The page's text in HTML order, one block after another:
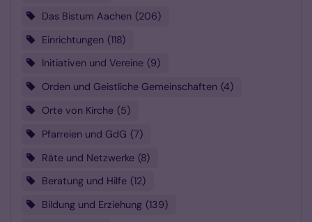
Das Bistum Aachen 206
Einrichtungen 118
Initiativen und Vereine
9
Orden und Geistliche Gemeinschaften 4
Orte von Kirche 5
Pfarreien und GdG 7
Räte und Netzwerke 8
Beratung und Hilfe 12
Bildung und Erziehung 139